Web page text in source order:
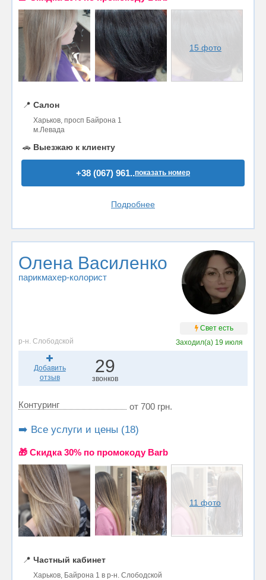
15 фото
📍 Салон
Харьков, просп Байрона 1
м.Левада
🚗 Выезжаю к клиенту
+38 (067) 961..показать номер
Подробнее
Олена Василенко
парикмахер-колорист
Свет есть
р-н. Слободской
Заходил(а) 19 июля
Добавить
отзыв
29
звонков
Контуринг от 700 грн.
➡️ Все услуги и цены (18)
🎁 Cкидка 30% по промокоду Barb
11 фото
📍 Частный кабинет
Харьков, Байрона 1 в р-н. Слободской